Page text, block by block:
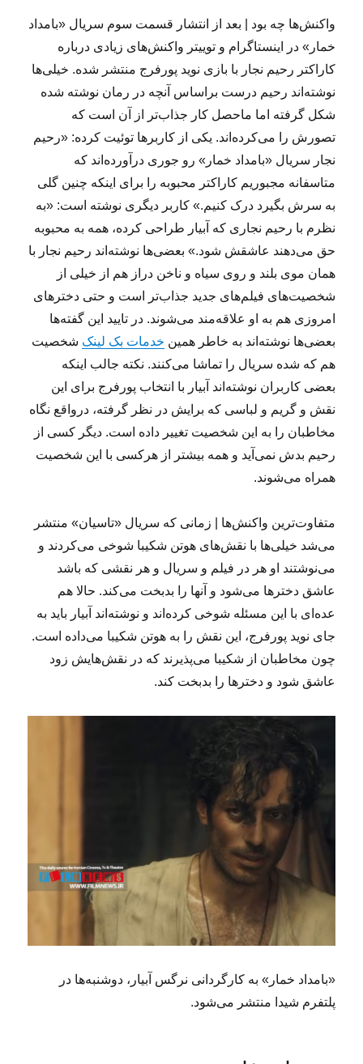
واکنش‌ها چه بود | بعد از انتشار قسمت سوم سریال «بامداد
خمار» در اینستاگرام و توییتر واکنش‌های زیادی درباره
کاراکتر رحیم نجار با بازی نوید پورفرج منتشر شده. خیلی‌ها
نوشته‌اند رحیم درست براساس آنچه در رمان نوشته شده
شکل گرفته اما ماحصل کار جذاب‌تر از آن است که
تصورش را می‌کرده‌اند. یکی از کاربرها توئیت کرده: «رحیم
نجار سریال «بامداد خمار» رو جوری درآورده‌اند که
متاسفانه مجبوریم کاراکتر محبوبه را برای اینکه چنین گلی
به سرش بگیرد درک کنیم.» کاربر دیگری نوشته است: «به
نظرم با رحیم نجاری که آبیار طراحی کرده، همه به محبوبه
حق می‌دهند عاشقش شود.» بعضی‌ها نوشته‌اند رحیم نجار با
همان موی بلند و روی سیاه و ناخن دراز هم از خیلی از
شخصیت‌های فیلم‌های جدید جذاب‌تر است و حتی دخترهای
امروزی هم به او علاقه‌مند می‌شوند. در تایید این گفته‌ها
بعضی‌ها نوشته‌اند به خاطر همین خدمات بک لینک شخصیت
هم که شده سریال را تماشا می‌کنند. نکته جالب اینکه
بعضی کاربران نوشته‌اند آبیار با انتخاب پورفرج برای این
نقش و گریم و لباسی که برایش در نظر گرفته، درواقع نگاه
مخاطبان را به این شخصیت تغییر داده است. دیگر کسی از
رحیم بدش نمی‌آید و همه بیشتر از هرکسی با این شخصیت
همراه می‌شوند.
متفاوت‌ترین واکنش‌ها | زمانی که سریال «تاسیان» منتشر
می‌شد خیلی‌ها با نقش‌های هوتن شکیبا شوخی می‌کردند و
می‌نوشتند او هر در فیلم و سریال و هر نقشی که باشد
عاشق دخترها می‌شود و آنها را بدبخت می‌کند. حالا هم
عده‌ای با این مسئله شوخی کرده‌اند و نوشته‌اند آبیار باید به
جای نوید پورفرج، این نقش را به هوتن شکیبا می‌داده است.
چون مخاطبان از شکیبا می‌پذیرند که در نقش‌هایش زود
عاشق شود و دخترها را بدبخت کند.
«بامداد خمار» به کارگردانی نرگس آبیار، دوشنبه‌ها در
پلتفرم شیدا منتشر می‌شود.